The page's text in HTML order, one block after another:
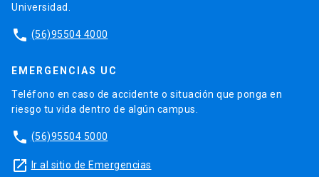
Universidad.
phone (56)95504 4000
EMERGENCIAS UC
Teléfono en caso de accidente o situación que ponga en
riesgo tu vida dentro de algún campus.
phone (56)95504 5000
launch Ir al sitio de Emergencias